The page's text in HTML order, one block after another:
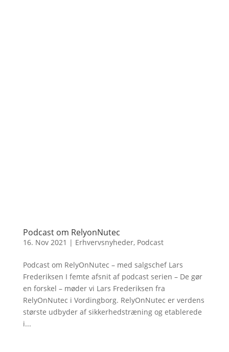
Podcast om RelyonNutec
16. Nov 2021 | Erhvervsnyheder, Podcast
Podcast om RelyOnNutec – med salgschef Lars
Frederiksen I femte afsnit af podcast serien – De gør
en forskel – møder vi Lars Frederiksen fra
RelyOnNutec i Vordingborg. RelyOnNutec er verdens
største udbyder af sikkerhedstræning og etablerede
i...